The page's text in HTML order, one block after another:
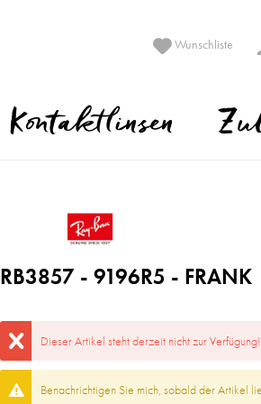
Wunschliste
Kontaktlinsen
RB3857 - 9196R5 - FRANK
Dieser Artikel steht derzeit nicht zur Verfügung!
Benachrichtigen Sie mich, sobald der Artikel